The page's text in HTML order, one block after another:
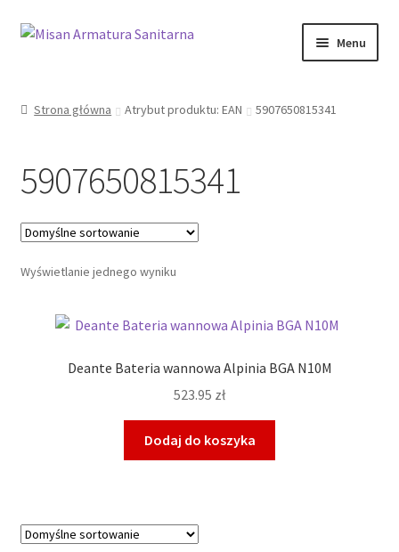
Przejdź
Przejdź
Menu
Kontakt
Informacje prawne
Strona główna Atrybut produktu: EAN 5907650815341
5907650815341
Wyświetlanie jednego wyniku
Deante Bateria wannowa Alpinia BGA N10M
523.95 zł
Dodaj do koszyka